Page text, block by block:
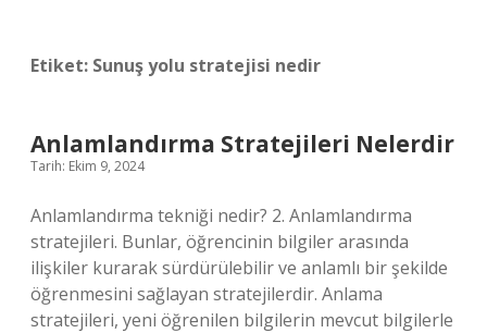
Etiket: Sunuş yolu stratejisi nedir
Anlamlandırma Stratejileri Nelerdir
Tarih: Ekim 9, 2024
Anlamlandırma tekniği nedir? 2. Anlamlandırma
stratejileri. Bunlar, öğrencinin bilgiler arasında
ilişkiler kurarak sürdürülebilir ve anlamlı bir şekilde
öğrenmesini sağlayan stratejilerdir. Anlama
stratejileri, yeni öğrenilen bilgilerin mevcut bilgilerle